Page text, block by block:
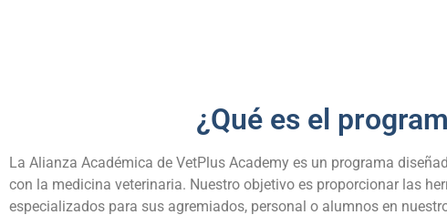
¿Qué es el
La Alianza Académica de VetPlus Academy es un programa
con la medicina veterinaria. Nuestro objetivo es proporcionar las
especializados para sus agremiados, personal o alumnos en